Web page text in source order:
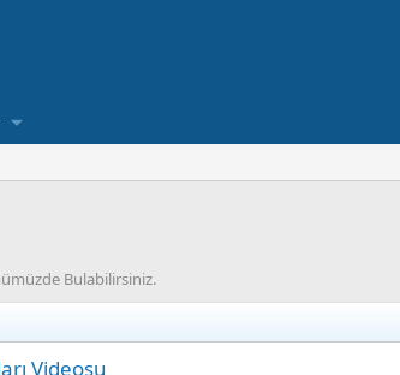
Bulabilirsiniz.
Videosu